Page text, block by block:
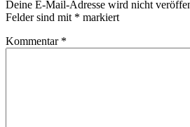
Deine E-Mail-Adresse wird nicht
Felder sind mit * markiert
Kommentar *